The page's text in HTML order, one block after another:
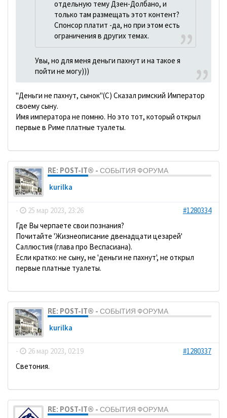
отдельную тему Дзен-Долбано, и
только там размещать этот контент?
Спонсор платит -да, но при этом есть
ограничения в других темах.
Увы, но для меня деньги пахнут и на такое я
пойти не могу)))
"Деньги не пахнут, сынок"(С) Сказал римский Император
своему сыну.
Имя императора не помню. Но это тот, который открыл
первые в Риме платные туалеты.
RE: POST-IT® - СОБЫТИЯ ФОРУМА
kurilka
- 25 мар 2023, 23:26
#1280334
Где Вы черпаете свои познания?
Почитайте 'Жизнеописание двенадцати цезарей'
Саллюстия (глава про Веспасиана).
Если кратко: не сыну, не 'деньги не пахнут', не открыл
первые платные туалеты.
RE: POST-IT® - СОБЫТИЯ ФОРУМА
kurilka
- 26 мар 2023, 02:19
#1280337
Светония.
RE: POST-IT® - СОБЫТИЯ ФОРУМА